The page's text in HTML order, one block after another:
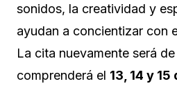
sonidos, la creatividad y
ayudan a concientizar con
La cita nuevamente será
comprenderá el 13, 14 y